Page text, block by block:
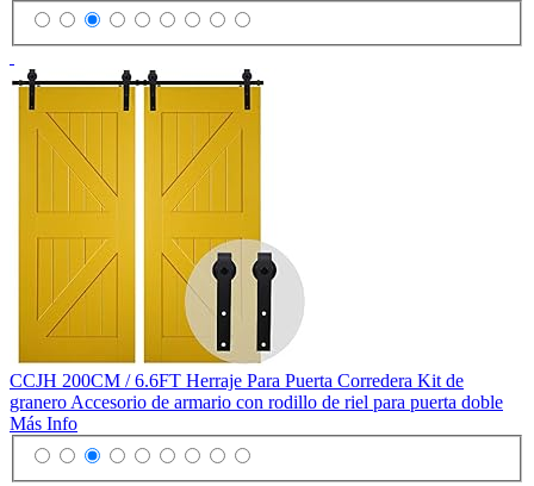
CCJH 200CM / 6.6FT Herraje Para Puerta Corredera Kit de
granero Accesorio de armario con rodillo de riel para puerta doble
Más Info